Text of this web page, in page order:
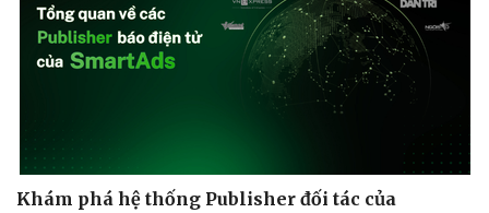
Khám phá hệ thống Publisher đối tác của